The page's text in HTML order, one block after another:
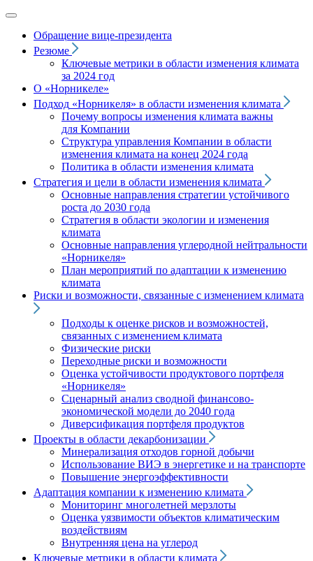
Обращение вице‑президента
Резюме
Ключевые метрики в области изменения климата
за 2024 год
О «Норникеле»
Подход «Норникеля» в области изменения климата
Почему вопросы изменения климата важны
для Компании
Структура управления Компании в области
изменения климата на конец 2024 года
Политика в области изменения климата
Стратегия и цели в области изменения климата
Основные направления стратегии устойчивого
роста до 2030 года
Стратегия в области экологии и изменения
климата
Основные направления углеродной нейтральности
«Норникеля»
План мероприятий по адаптации к изменению
климата
Риски и возможности, связанные с изменением климата
Подходы к оценке рисков и возможностей,
связанных с изменением климата
Физические риски
Переходные риски и возможности
Оценка устойчивости продуктового портфеля
«Норникеля»
Сценарный анализ сводной финансово-
экономической модели до 2040 года
Диверсификация портфеля продуктов
Проекты в области декарбонизации
Минерализация отходов горной добычи
Использование ВИЭ в энергетике и на транспорте
Повышение энергоэффективности
Адаптация компании к изменению климата
Мониторинг многолетней мерзлоты
Оценка уязвимости объектов климатическим
воздействиям
Внутренняя цена на углерод
Ключевые метрики в области климата